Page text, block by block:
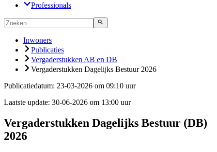
Professionals
Inwoners
Publicaties
Vergaderstukken AB en DB
Vergaderstukken Dagelijks Bestuur 2026
Publicatiedatum: 23-03-2026 om 09:10 uur
Laatste update: 30-06-2026 om 13:00 uur
Vergaderstukken Dagelijks Bestuur (DB)
2026